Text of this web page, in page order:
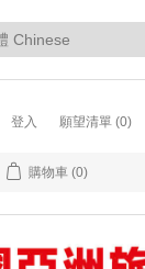
登入 願望清單 (0)
購物車 (0)